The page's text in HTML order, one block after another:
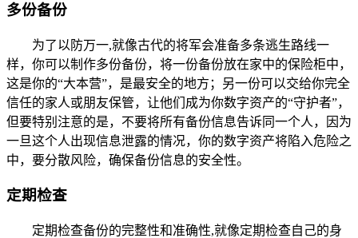
多份备份
为了以防万一,就像古代的将军会准备多条逃生路线一
样，你可以制作多份备份，将一份备份放在家中的保险柜中，
这是你的“大本营”，是最安全的地方；另一份可以交给你完全
信任的家人或朋友保管，让他们成为你数字资产的“守护者”，
但要特别注意的是，不要将所有备份信息告诉同一个人，因为
一旦这个人出现信息泄露的情况，你的数字资产将陷入危险之
中，要分散风险，确保备份信息的安全性。
定期检查
定期检查备份的完整性和准确性,就像定期检查自己的身